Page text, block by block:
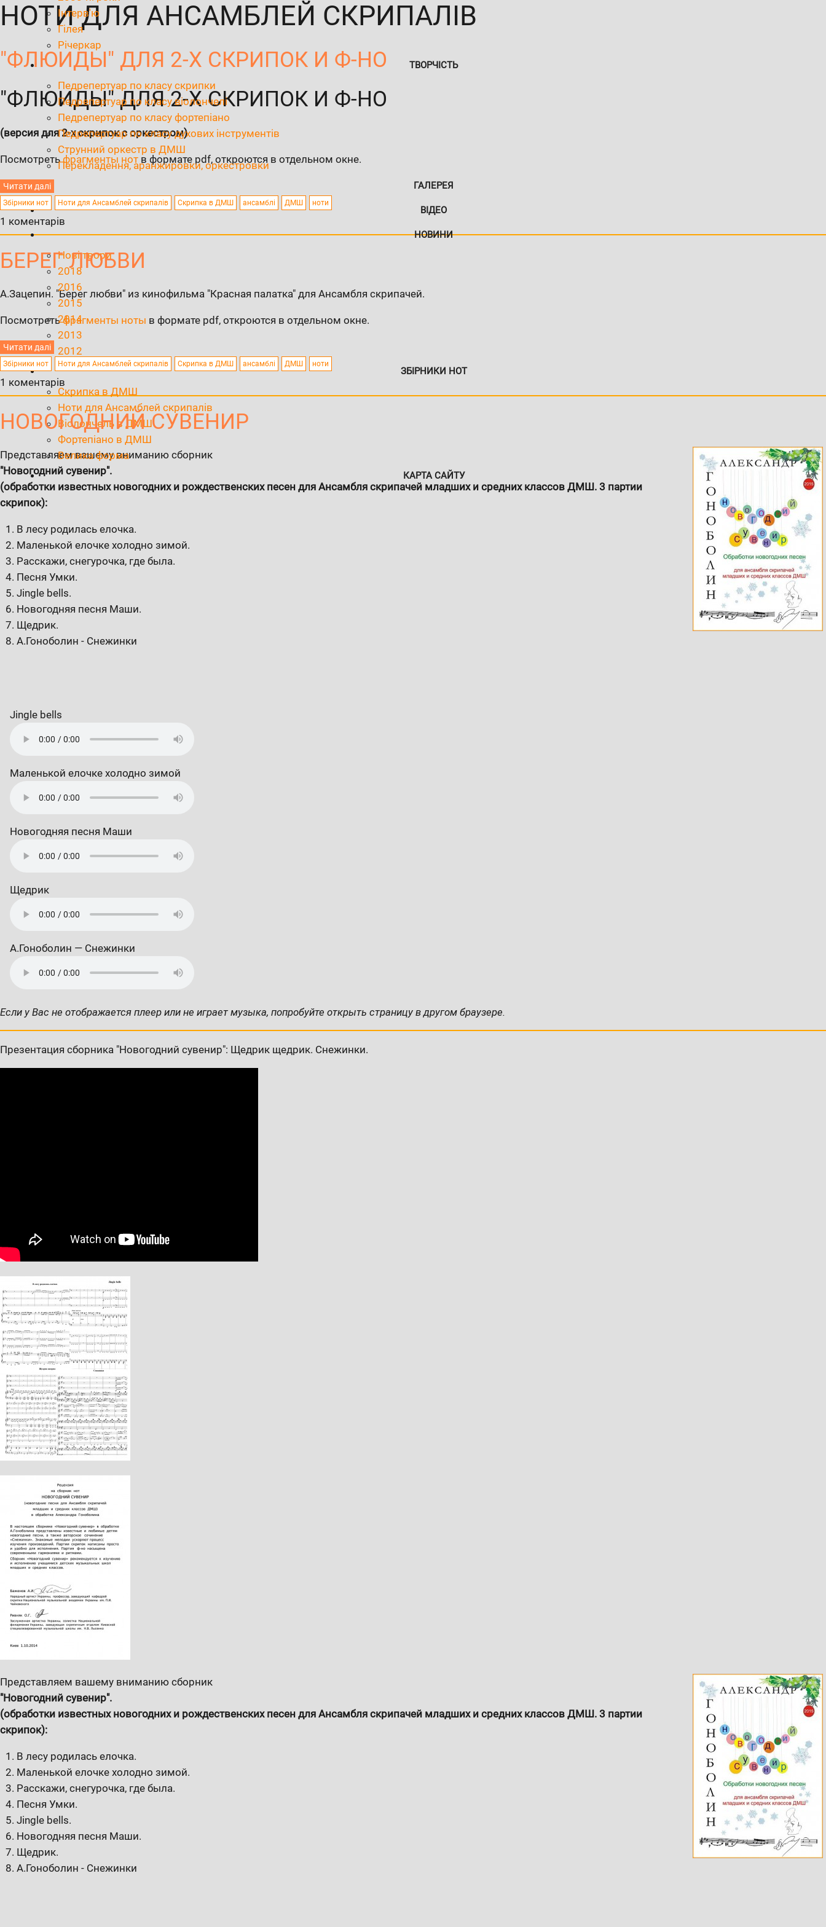
Інтерв'ю
Гілея
Річеркар
ТВОРЧІСТЬ
Педрепертуар по класу скрипки
Педрепертуар по класу віолончелі
Педрепертуар по класу фортепіано
Педрепертуар по класу духових інструментів
Струнний оркестр в ДМШ
Перекладення, аранжировки, оркестровки
ГАЛЕРЕЯ
ВІДЕО
НОВИНИ
Нові твори
2018
2016
2015
2014
2013
2012
ЗБІРНИКИ НОТ
Скрипка в ДМШ
Ноти для Ансамблей скрипалів
Віолончель в ДМШ
Фортепіано в ДМШ
Велика форма
КАРТА САЙТУ
НОТИ ДЛЯ АНСАМБЛЕЙ СКРИПАЛІВ
"ФЛЮИДЫ" ДЛЯ 2-Х СКРИПОК И Ф-НО
"ФЛЮИДЫ" ДЛЯ 2-Х СКРИПОК И Ф-НО
(версия для 2-х скрипок с оркестром)
Посмотретьфрагменты нот в формате pdf, откроются в отдельном окне.
Читати далі
Збірники нот Ноти для Ансамблей скрипалів Скрипка в ДМШ ансамблі ДМШ ноти
1 коментарів
БЕРЕГ ЛЮБВИ
А.Зацепин. "Берег любви" из кинофильма "Красная палатка" для Ансамбля скрипачей.
Посмотретьфрагменты ноты в формате pdf, откроются в отдельном окне.
Читати далі
Збірники нот Ноти для Ансамблей скрипалів Скрипка в ДМШ ансамблі ДМШ ноти
1 коментарів
НОВОГОДНИЙ СУВЕНИР
Представляем вашему вниманию сборник
"Новогодний сувенир".
(обработки известных новогодних и рождественских песен для Ансамбля скрипачей младших и средних классов ДМШ. 3 партии
скрипок):
В лесу родилась елочка.
Маленькой елочке холодно зимой.
Расскажи, снегурочка, где была.
Песня Умки.
Jingle bells.
Новогодняя песня Маши.
Щедрик.
А.Гоноболин - Снежинки
Jingle bells
Маленькой елочке холодно зимой
Новогодняя песня Маши
Щедрик
А.Гоноболин — Снежинки
Если у Вас не отображается плеер или не играет музыка, попробуйте открыть страницу в другом браузере.
Презентация сборника "Новогодний сувенир": Щедрик щедрик. Снежинки.
Представляем вашему вниманию сборник
"Новогодний сувенир".
(обработки известных новогодних и рождественских песен для Ансамбля скрипачей младших и средних классов ДМШ. 3 партии
скрипок):
В лесу родилась елочка.
Маленькой елочке холодно зимой.
Расскажи, снегурочка, где была.
Песня Умки.
Jingle bells.
Новогодняя песня Маши.
Щедрик.
А.Гоноболин - Снежинки